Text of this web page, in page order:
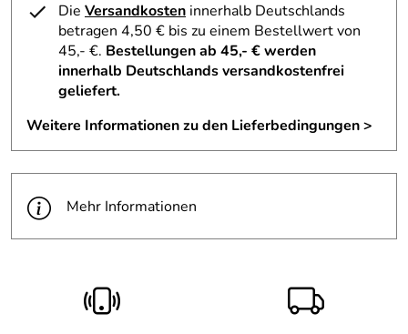
Die Versandkosten innerhalb Deutschlands
betragen 4,50 € bis zu einem Bestellwert von
45,- €. Bestellungen ab 45,- € werden
innerhalb Deutschlands versandkostenfrei
geliefert.
Weitere Informationen zu den Lieferbedingungen >
Mehr Informationen